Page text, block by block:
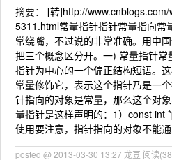
摘要： [转]http://
5311.html常量指针指针常量指向常
常绕嘴，不过说的非常准确。用中
把三个概念区分开。一) 常量指针
指针为中心的一个偏正结构短语。
常量修饰它，表示这个指针乃是一
针指向的对象是常量，那么这个对
量指针是这样声明的：1）const int
使用要注意，指针指向的对象不能
posted @ 2013-03-30 13:27 龙豆 阅读